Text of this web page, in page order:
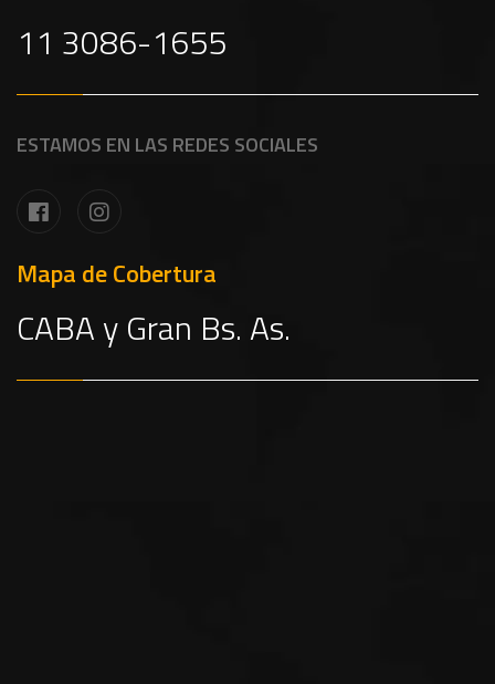
11 3086-1655
ESTAMOS EN LAS REDES SOCIALES
Mapa de Cobertura
CABA y Gran Bs. As.